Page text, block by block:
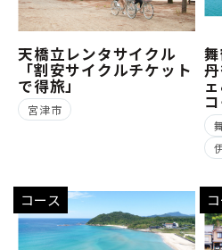
天橋立レンタサイクル
「割安サイクルチケット
で得旅」
宮津市
コース